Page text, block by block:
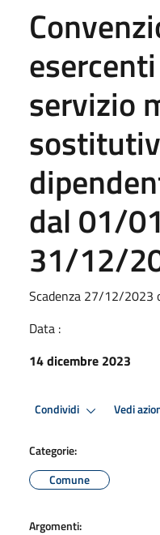
servizio
dal 01/
31/12/
Scadenza 27/12/2023
Data :
14 dicembre 2023
Condividi Vedi
Categorie:
Comune
Argomenti: